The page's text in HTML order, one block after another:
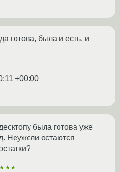
готова, была и есть. и
+00:00
была готова уже
Неужели остаются